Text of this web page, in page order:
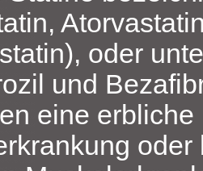
oder
und
eine erbliche
oder